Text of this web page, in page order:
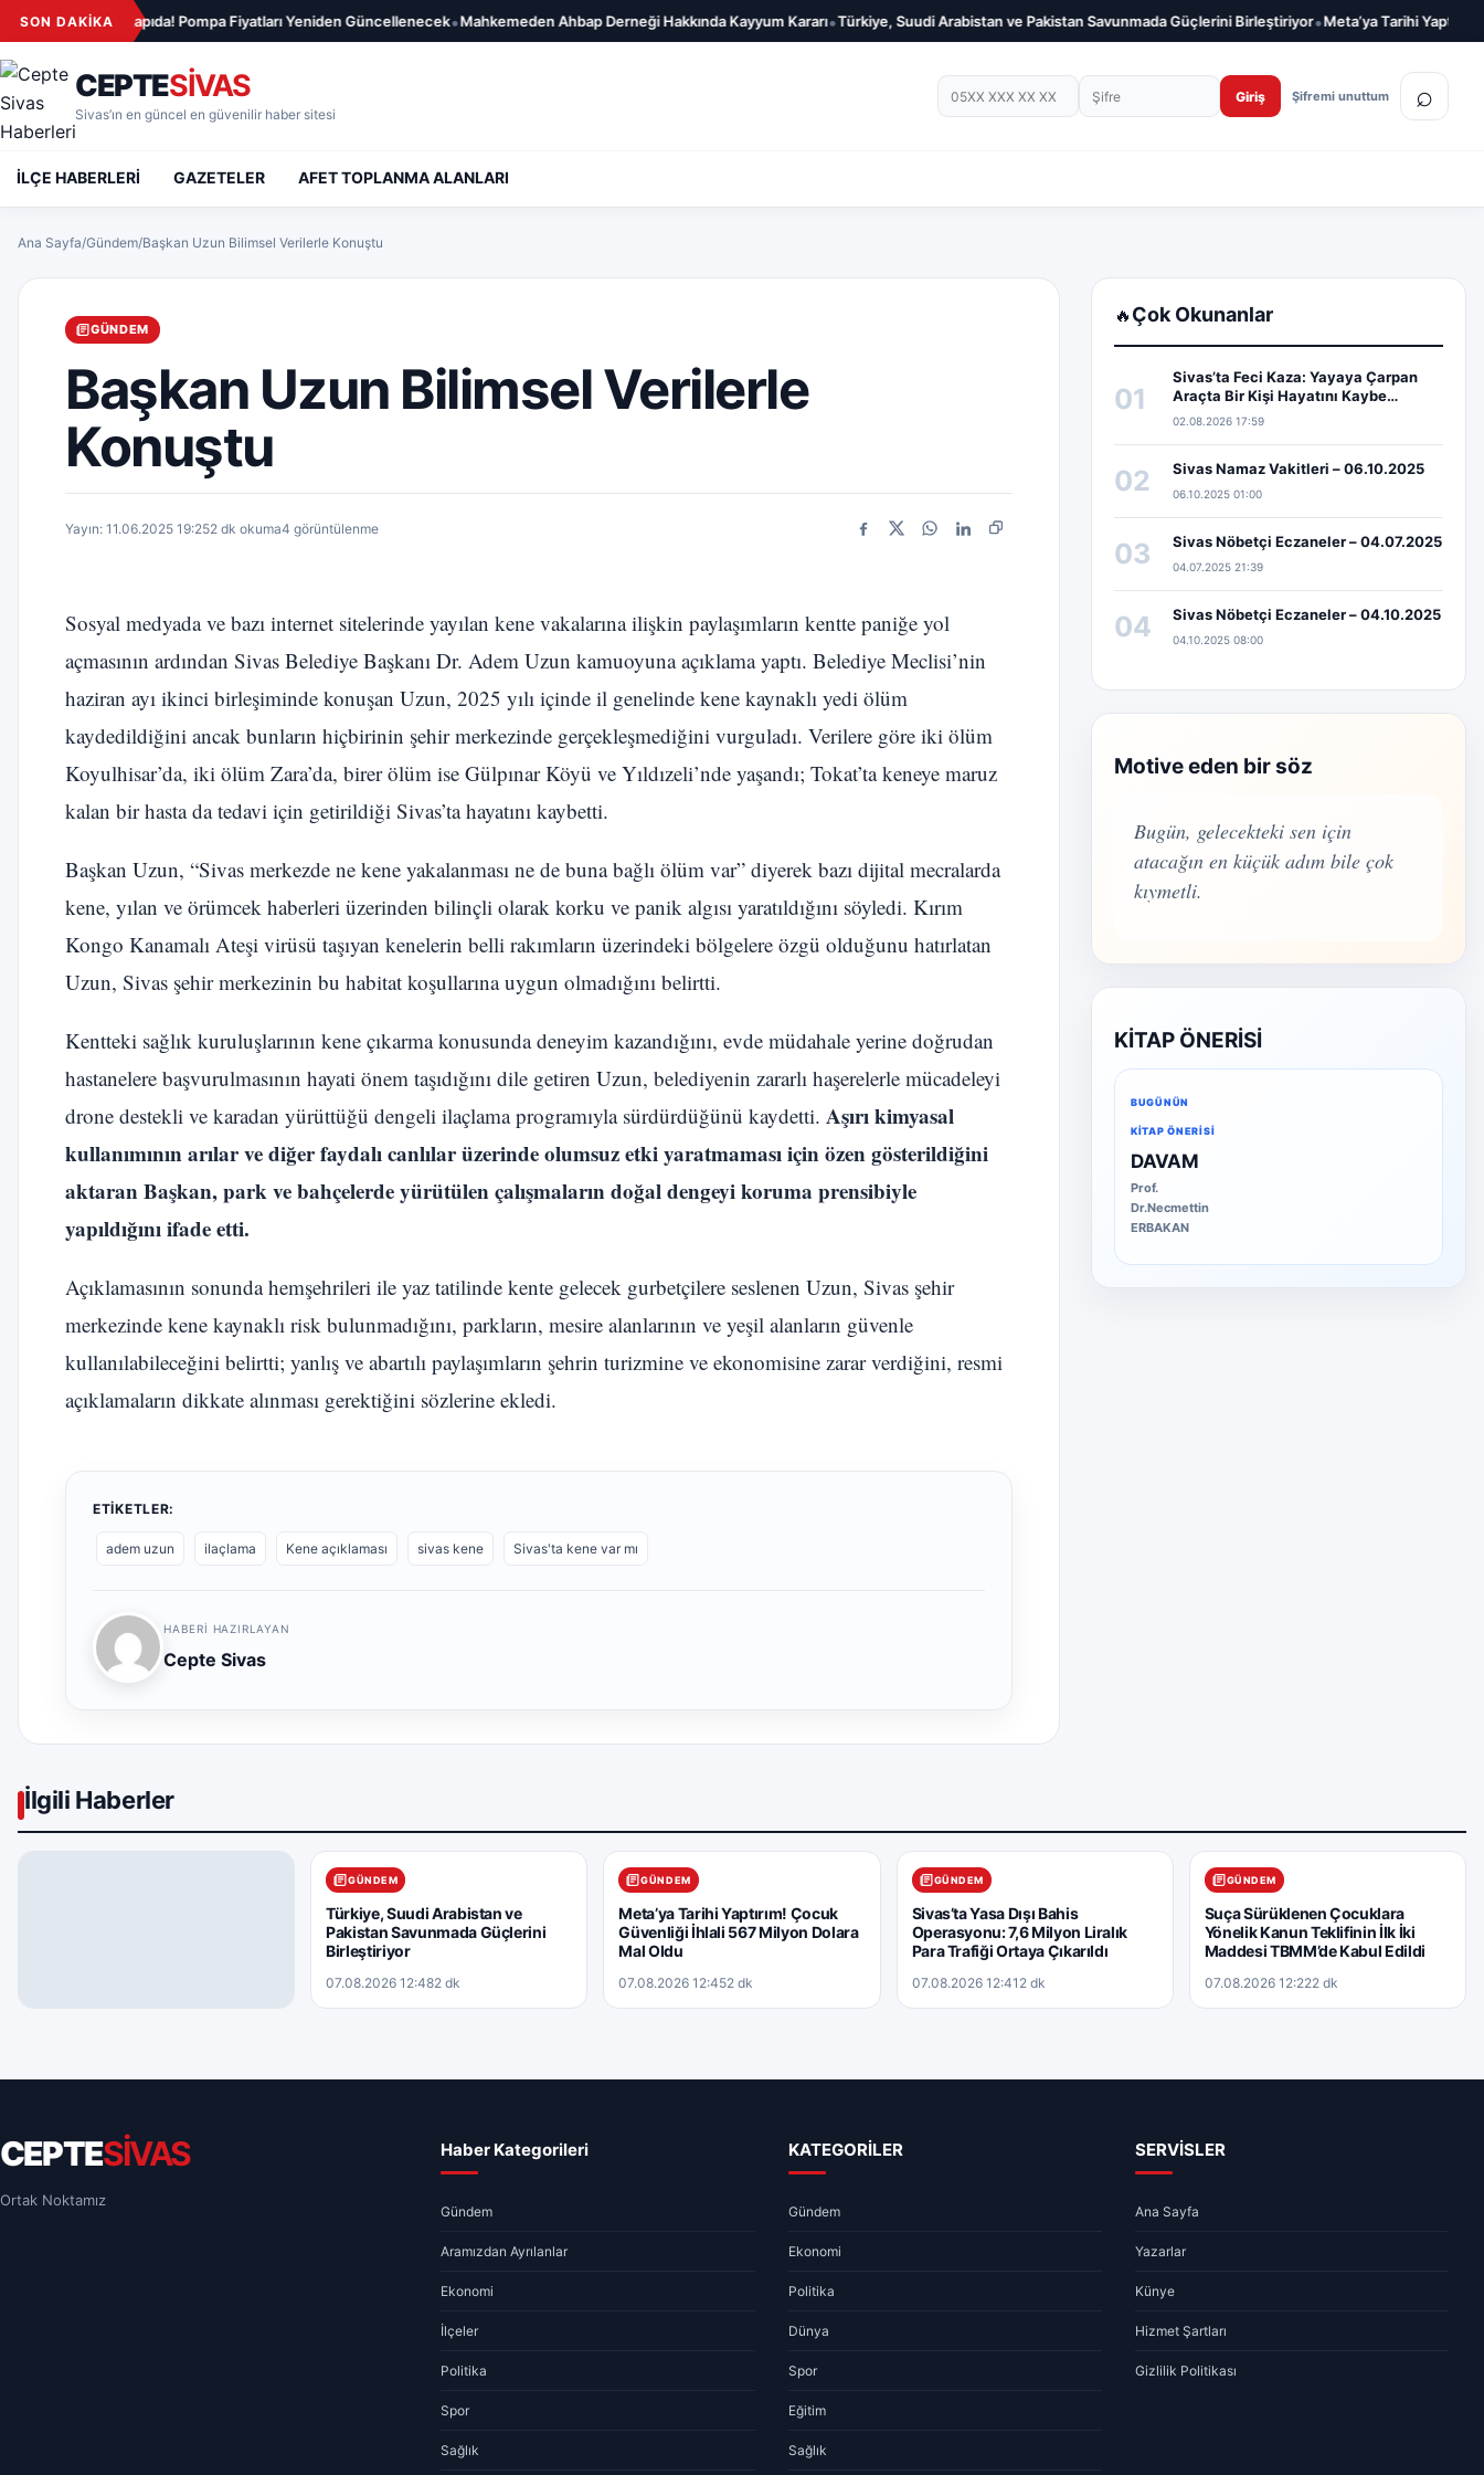
İçeriğe geç
SON DAKİKA
Yeni Artış Kapıda! Pompa Fiyatları Yeniden Güncellenecek•Mahkemeden Ahbap Derneği Hakkında Kayyum Kararı•Türkiye, Suudi Arabistan ve Pakistan Savunmada Güçlerini Birleştiriyor•Meta’ya Tarihi Yaptırım!
CEPTESİVAS
Sivas’ın en güncel en güvenilir haber sitesi
Telefon numarası Şifre Giriş Şifremi unuttum ⌕
İLÇE HABERLERİ GAZETELER AFET TOPLANMA ALANLARI
Ana Sayfa/Gündem/Başkan Uzun Bilimsel Verilerle Konuştu
GÜNDEM
Başkan Uzun Bilimsel Verilerle
Konuştu
Yayın: 11.06.2025 19:252 dk okuma4 görüntülenme
Facebook
X WhatsApp
LinkedInBağlantıyı kopyala
Sosyal medyada ve bazı internet sitelerinde yayılan kene vakalarına ilişkin paylaşımların kentte paniğe yol
açmasının ardından Sivas Belediye Başkanı Dr. Adem Uzun kamuoyuna açıklama yaptı. Belediye Meclisi’nin
haziran ayı ikinci birleşiminde konuşan Uzun, 2025 yılı içinde il genelinde kene kaynaklı yedi ölüm
kaydedildiğini ancak bunların hiçbirinin şehir merkezinde gerçekleşmediğini vurguladı. Verilere göre iki ölüm
Koyulhisar’da, iki ölüm Zara’da, birer ölüm ise Gülpınar Köyü ve Yıldızeli’nde yaşandı; Tokat’ta keneye maruz
kalan bir hasta da tedavi için getirildiği Sivas’ta hayatını kaybetti.
Başkan Uzun, “Sivas merkezde ne kene yakalanması ne de buna bağlı ölüm var” diyerek bazı dijital mecralarda
kene, yılan ve örümcek haberleri üzerinden bilinçli olarak korku ve panik algısı yaratıldığını söyledi. Kırım
Kongo Kanamalı Ateşi virüsü taşıyan kenelerin belli rakımların üzerindeki bölgelere özgü olduğunu hatırlatan
Uzun, Sivas şehir merkezinin bu habitat koşullarına uygun olmadığını belirtti.
Kentteki sağlık kuruluşlarının kene çıkarma konusunda deneyim kazandığını, evde müdahale yerine doğrudan
hastanelere başvurulmasının hayati önem taşıdığını dile getiren Uzun, belediyenin zararlı haşerelerle mücadeleyi
drone destekli ve karadan yürüttüğü dengeli ilaçlama programıyla sürdürdüğünü kaydetti. Aşırı kimyasal
kullanımının arılar ve diğer faydalı canlılar üzerinde olumsuz etki yaratmaması için özen gösterildiğini
aktaran Başkan, park ve bahçelerde yürütülen çalışmaların doğal dengeyi koruma prensibiyle
yapıldığını ifade etti.
Açıklamasının sonunda hemşehrileri ile yaz tatilinde kente gelecek gurbetçilere seslenen Uzun, Sivas şehir
merkezinde kene kaynaklı risk bulunmadığını, parkların, mesire alanlarının ve yeşil alanların güvenle
kullanılabileceğini belirtti; yanlış ve abartılı paylaşımların şehrin turizmine ve ekonomisine zarar verdiğini, resmi
açıklamaların dikkate alınması gerektiğini sözlerine ekledi.
ETIKETLER:
adem uzun ilaçlama Kene açıklaması sivas kene Sivas'ta kene var mı
HABERI HAZIRLAYAN
Cepte Sivas
🔥 Çok Okunanlar
01
Sivas’ta Feci Kaza: Yayaya Çarpan
Araçta Bir Kişi Hayatını Kaybe…
02.08.2026 17:59
02 Sivas Namaz Vakitleri – 06.10.2025
06.10.2025 01:00
03 Sivas Nöbetçi Eczaneler – 04.07.2025
04.07.2025 21:39
04 Sivas Nöbetçi Eczaneler – 04.10.2025
04.10.2025 08:00
Motive eden bir söz
Bugün, gelecekteki sen için
atacağın en küçük adım bile çok
kıymetli.
KİTAP ÖNERİSİ
BUGÜNÜN
KITAP ÖNERISI
DAVAM
Prof.
Dr.Necmettin
ERBAKAN
İlgili Haberler
GÜNDEM
Türkiye, Suudi Arabistan ve
Pakistan Savunmada Güçlerini
Birleştiriyor
07.08.2026 12:482 dk
GÜNDEM
Meta’ya Tarihi Yaptırım! Çocuk
Güvenliği İhlali 567 Milyon Dolara
Mal Oldu
07.08.2026 12:452 dk
GÜNDEM
Sivas’ta Yasa Dışı Bahis
Operasyonu: 7,6 Milyon Liralık
Para Trafiği Ortaya Çıkarıldı
07.08.2026 12:41 2 dk
GÜNDEM
Suça Sürüklenen Çocuklara
Yönelik Kanun Teklifinin İlk İki
Maddesi TBMM’de Kabul Edildi
07.08.2026 12:222 dk
CEPTESİVAS
Ortak Noktamız
Haber Kategorileri
Gündem
Aramızdan Ayrılanlar
Ekonomi
İlçeler
Politika
Spor
Sağlık
KATEGORİLER
Gündem
Ekonomi
Politika
Dünya
Spor
Eğitim
Sağlık
SERVİSLER
Ana Sayfa
Yazarlar
Künye
Hizmet Şartları
Gizlilik Politikası